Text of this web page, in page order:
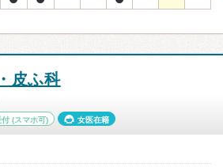
皮ふ科
付(スマホ可) 女医在籍